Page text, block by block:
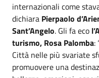
internazionali come
dichiara Pierpaolo
Sant’Angelo. Gli fa eco
turismo, Rosa Palomba:
Città nelle più svariate
promuovere una